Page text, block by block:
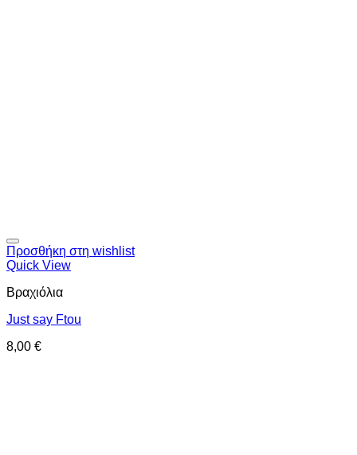
Προσθήκη στη wishlist
Quick View
Βραχιόλια
Just say Ftou
8,00 €